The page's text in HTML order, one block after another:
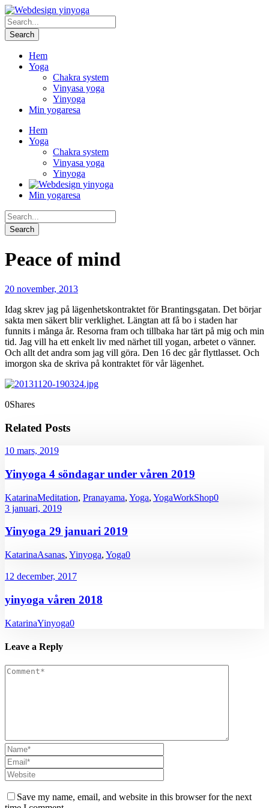
Hem
Yoga
Chakra system
Vinyasa yoga
Yinyoga
Min yogaresa
Hem
Yoga
Chakra system
Vinyasa yoga
Yinyoga
Min yogaresa
Peace of mind
20 november, 2013
Idag skrev jag på lägenhetskontraktet för Brantingsgatan. Det börjar
sakta men säkert blir verklighet. Längtan att få bo i staden har
funnits i många år. Resorna fram och tillbaka har tärt på mig och min
tid. Jag vill ha ett enkelt liv med närhet till yogan, arbetet o vänner.
Och allt det andra som jag vill göra. Den 16 dec går flyttlasset. Och
imorgon ska de skriva på kontraktet för vår lägenhet.
0Shares
Related Posts
10 mars, 2019
Yinyoga 4 söndagar under våren 2019
KatarinaMeditation, Pranayama, Yoga, YogaWorkShop0
3 januari, 2019
Yinyoga 29 januari 2019
KatarinaAsanas, Yinyoga, Yoga0
12 december, 2017
yinyoga våren 2018
KatarinaYinyoga0
Leave a Reply
Save my name, email, and website in this browser for the next